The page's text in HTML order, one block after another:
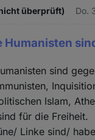
überprüft) Do.
Humanisten
sind
Islam,
für die Freiheit.
Linke sind/